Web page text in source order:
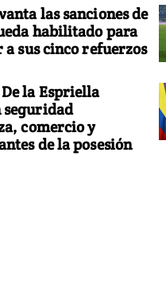
las sanciones de
habilitado para
sus cinco refuerzos
la Espriella
comercio y
de la posesión